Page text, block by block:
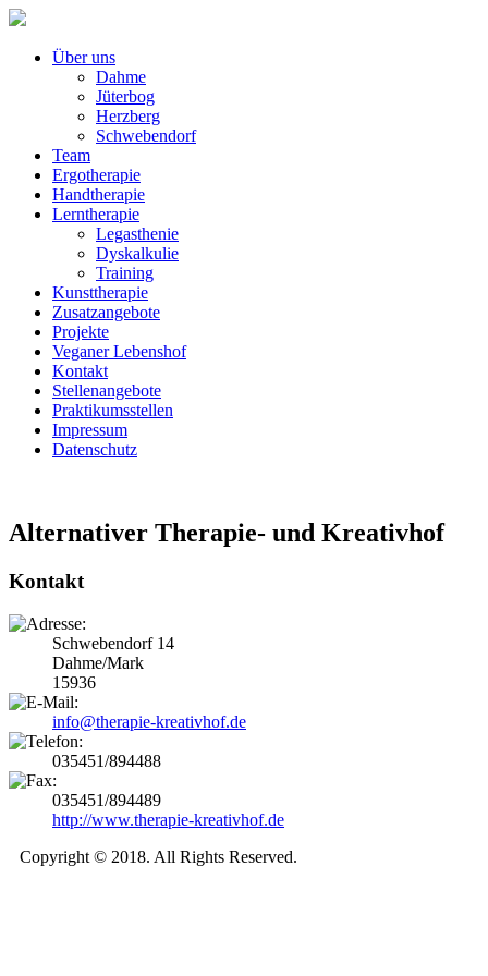
Über uns
Dahme
Jüterbog
Herzberg
Schwebendorf
Team
Ergotherapie
Handtherapie
Lerntherapie
Legasthenie
Dyskalkulie
Training
Kunsttherapie
Zusatzangebote
Projekte
Veganer Lebenshof
Kontakt
Stellenangebote
Praktikumsstellen
Impressum
Datenschutz
Alternativer Therapie- und Kreativhof
Kontakt
Schwebendorf 14
Dahme/Mark
15936
info@therapie-kreativhof.de
035451/894488
035451/894489
http://www.therapie-kreativhof.de
Copyright © 2018. All Rights Reserved.